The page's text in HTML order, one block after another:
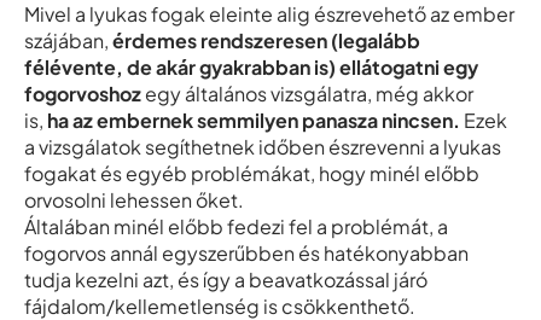
Mivel a lyukas fogak eleinte alig észrevehető az ember
szájában,érdemes rendszeresen (legalább
félévente, de akár gyakrabban is) ellátogatni egy
fogorvoshozegy általános vizsgálatra, még akkor
is, ha az embernek semmilyen panasza nincsen. Ezek
a vizsgálatok segíthetnek időben észrevenni a lyukas
fogakat és egyéb problémákat, hogy minél előbb
orvosolni lehessen őket.
Általában minél előbb fedezi fel a problémát, a
fogorvos annál egyszerűbben és hatékonyabban
tudja kezelni azt, és így a beavatkozással járó
fájdalom/kellemetlenség is csökkenthető.